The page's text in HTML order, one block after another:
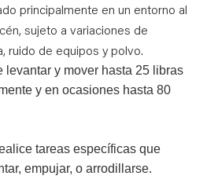
principalmente en un entorno al
sujeto a variaciones de
ruido de equipos y polvo.
levantar y mover hasta 25 libras
y en ocasiones hasta 80
tareas específicas que
empujar, o arrodillarse.